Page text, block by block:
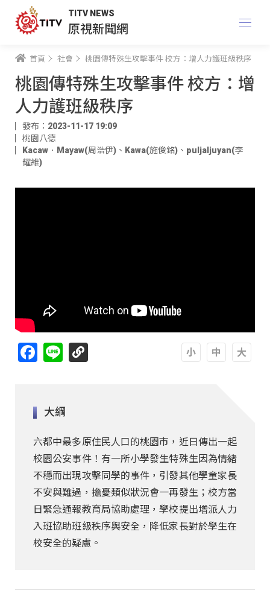
TITV NEWS
原視新聞網
首頁 社會 桃園傳特殊生攻擊事件 校方：增人力護班級秩序
桃園傳特殊生攻擊事件 校方：增
人力護班級秩序
發布：2023-11-17 19:09
桃園八德
Kacaw．Mayaw(周浩伊) 、 Kawa(施俊銘) 、 puljaljuyan(李
耀維)
Facebook
Line
大綱
六都中最多原住民人口的桃園市，近日傳出一起
校園公安事件！有一所小學發生特殊生因為情緒
不穩而出現攻擊同學的事件，引發其他學童家長
不安與難過，擔憂類似狀況會一再發生；校方當
日緊急通報教育局協助處理，學校提出增派人力
入班協助班級秩序與安全，降低家長對於學生在
校安全的疑慮。